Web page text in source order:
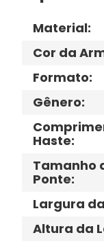
Material:
Cor da
Formato:
Gênero:
Haste:
Tamanho
Ponte:
Largura
Altura da